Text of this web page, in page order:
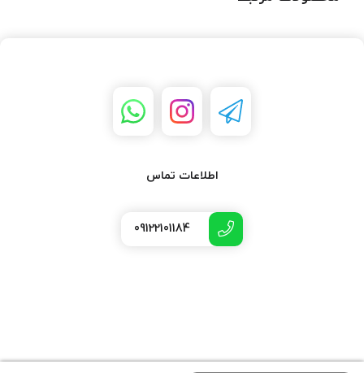
اطلاعات تماس
09122101184